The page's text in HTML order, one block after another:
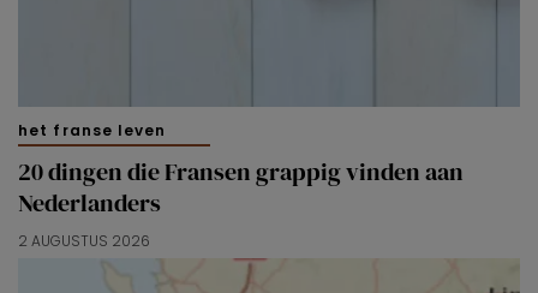
het franse leven
20 dingen die Fransen grappig vinden aan
Nederlanders
2 AUGUSTUS 2026